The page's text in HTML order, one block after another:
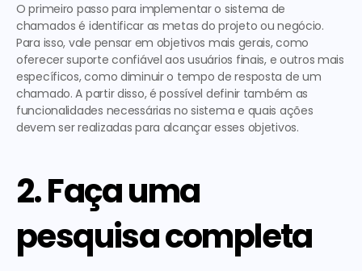
O primeiro passo para implementar o sistema de
chamados é identificar as metas do projeto ou negócio.
Para isso, vale pensar em objetivos mais gerais, como
oferecer suporte confiável aos usuários finais, e outros mais
específicos, como diminuir o tempo de resposta de um
chamado. A partir disso, é possível definir também as
funcionalidades necessárias no sistema e quais ações
devem ser realizadas para alcançar esses objetivos.
2. Faça uma
pesquisa completa